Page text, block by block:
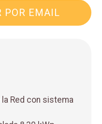
POR EMAIL
Red con sistema